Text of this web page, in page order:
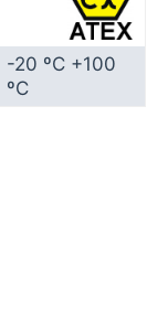
-20 ºC +100
ºC